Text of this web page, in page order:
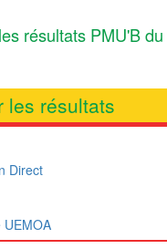
résultats PMU'B
les résultats
Direct